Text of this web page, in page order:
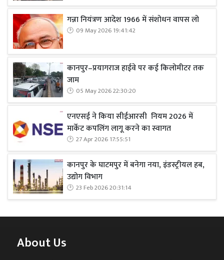
गन्ना नियंत्रण आदेश 1966 में संशोधन वापस लो
09 May 2026 19:41:42
कानपुर–प्रयागराज हाईवे पर कई किलोमीटर तक
जाम
05 May 2026 22:30:20
एनएसई ने किया सीईआरसी नियम 2026 में
मार्केट कपलिंग लागू करने का स्वागत
27 Apr 2026 17:55:51
कानपुर के घाटमपुर में बनेगा नया, इंडस्ट्रीयल हब,
उद्योग विभाग
23 Feb 2026 20:31:14
About Us